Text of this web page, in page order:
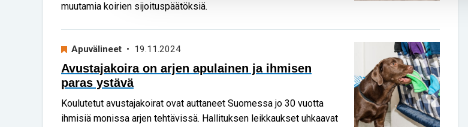
muutamia koirien sijoituspäätöksiä.
Apuvälineet • 19.11.2024
Avustajakoira on arjen apulainen ja ihmisen
paras ystävä
Koulutetut avustajakoirat ovat auttaneet Suomessa jo 30 vuotta
ihmisiä monissa arjen tehtävissä. Hallituksen leikkaukset uhkaavat